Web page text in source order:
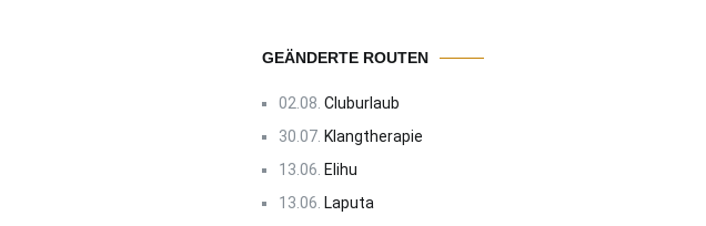
GEÄNDERTE ROUTEN
02.08. Cluburlaub
30.07. Klangtherapie
13.06. Elihu
13.06. Laputa